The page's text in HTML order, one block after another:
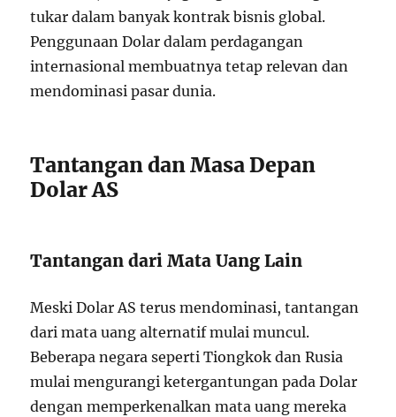
tukar dalam banyak kontrak bisnis global.
Penggunaan Dolar dalam perdagangan
internasional membuatnya tetap relevan dan
mendominasi pasar dunia.
Tantangan dan Masa Depan
Dolar AS
Tantangan dari Mata Uang Lain
Meski Dolar AS terus mendominasi, tantangan
dari mata uang alternatif mulai muncul.
Beberapa negara seperti Tiongkok dan Rusia
mulai mengurangi ketergantungan pada Dolar
dengan memperkenalkan mata uang mereka